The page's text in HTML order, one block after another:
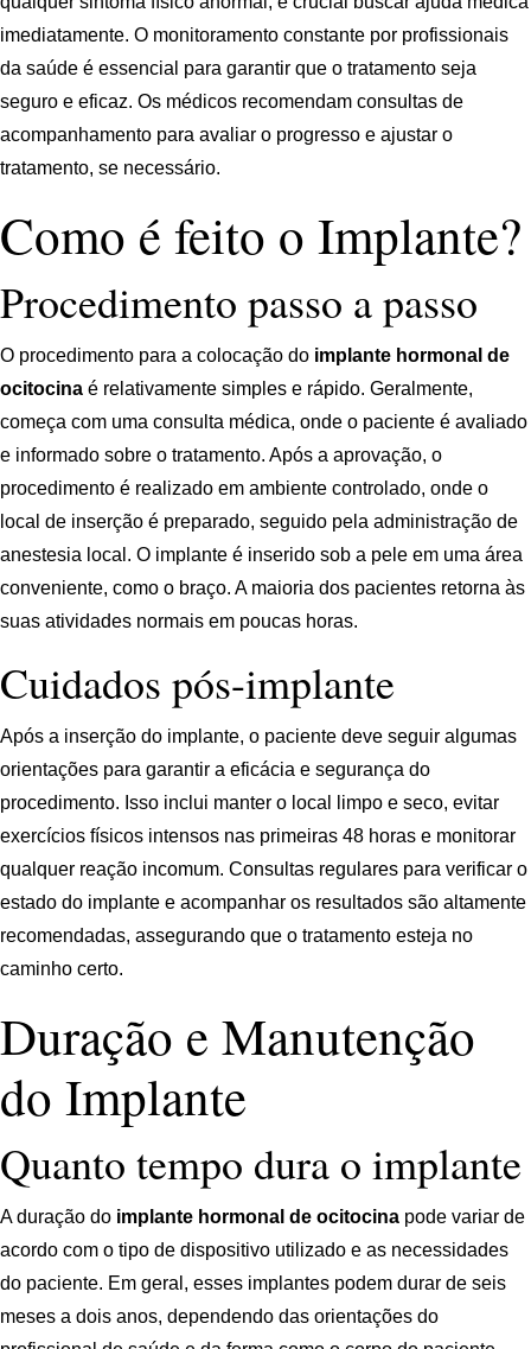
imediatamente. O monitoramento constante por profissionais
da saúde é essencial para garantir que o tratamento seja
seguro e eficaz. Os médicos recomendam consultas de
acompanhamento para avaliar o progresso e ajustar o
tratamento, se necessário.
Como é feito o Implante?
Procedimento passo a passo
O procedimento para a colocação do implante hormonal de
ocitocina é relativamente simples e rápido. Geralmente,
começa com uma consulta médica, onde o paciente é avaliado
e informado sobre o tratamento. Após a aprovação, o
procedimento é realizado em ambiente controlado, onde o
local de inserção é preparado, seguido pela administração de
anestesia local. O implante é inserido sob a pele em uma área
conveniente, como o braço. A maioria dos pacientes retorna às
suas atividades normais em poucas horas.
Cuidados pós-implante
Após a inserção do implante, o paciente deve seguir algumas
orientações para garantir a eficácia e segurança do
procedimento. Isso inclui manter o local limpo e seco, evitar
exercícios físicos intensos nas primeiras 48 horas e monitorar
qualquer reação incomum. Consultas regulares para verificar o
estado do implante e acompanhar os resultados são altamente
recomendadas, assegurando que o tratamento esteja no
caminho certo.
Duração e Manutenção
do Implante
Quanto tempo dura o implante
A duração do implante hormonal de ocitocina pode variar de
acordo com o tipo de dispositivo utilizado e as necessidades
do paciente. Em geral, esses implantes podem durar de seis
meses a dois anos, dependendo das orientações do